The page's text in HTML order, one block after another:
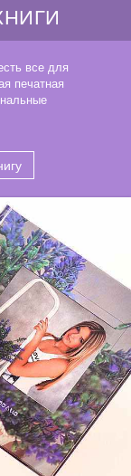
все для
печатная